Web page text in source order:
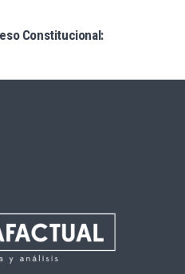
Constitucional: